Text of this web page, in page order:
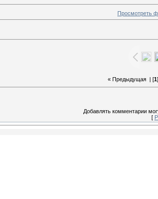
Просмотреть
« Предыдущая| [1
Добавлять комментарии
[